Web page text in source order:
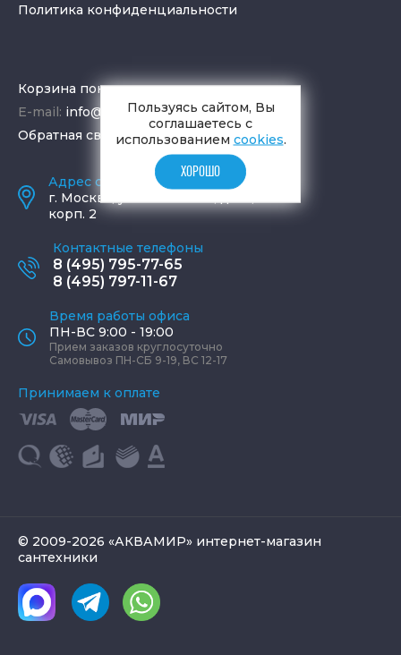
Политика конфиденциальности
Корзина покупок
E-mail: info@aquamir.ru
Обратная связь
Адрес салона и склада
г. Москва
корп. 2
Контактные телефоны
8 (495) 795-77-65
8 (495) 797-11-67
Время работы офиса
ПН-ВС 9:00 - 19:00
Прием заказов круглосуточно
Самовывоз ПН-СБ 9-19, ВС 12-17
Принимаем к оплате
© 2009-2026 «АКВАМИР» интернет-магазин
сантехники
Пользуясь сайтом, Вы
соглашаетесь с
использованием cookies.
ХОРОШО